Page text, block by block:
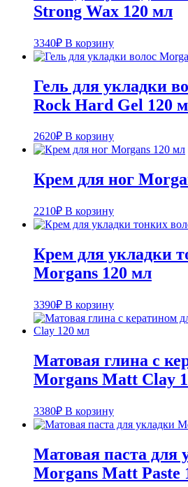
Strong Wax 120 мл
3340₽ В корзину
Гель для укладки
Rock Hard Gel 120
2620₽ В корзину
Крем для ног
2210₽ В корзину
Крем для укладки
Morgans 120 мл
3390₽ В корзину
Матовая глина с
Morgans Matt Clay
3380₽ В корзину
Матовая паста для
Morgans Matt Paste